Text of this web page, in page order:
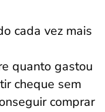
cada vez mais
quanto gastou
cheque sem
comprar